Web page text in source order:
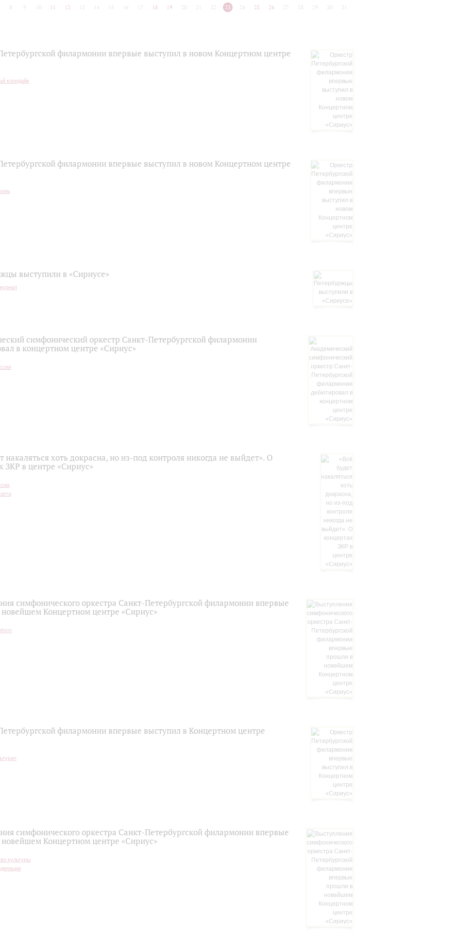
8 9 10 11 12 13 14 15 16 17 18 19 20 21 22 23 24 25 26 27 28 29 30 31
филармонии впервые выступил в новом Концертном центре
филармонии впервые выступил в новом Концертном центре
выступили в «Сириусе»
симфонический оркестр Санкт-Петербургской филармонии
в концертном центре «Сириус»
накаляться хоть докрасна, но из-под контроля никогда не выйдет». О
ЗКР в центре «Сириус»
симфонического оркестра Санкт-Петербургской филармонии впервые
Концертном центре «Сириус»
филармонии впервые выступил в Концертном центре
симфонического оркестра Санкт-Петербургской филармонии впервые
Концертном центре «Сириус»